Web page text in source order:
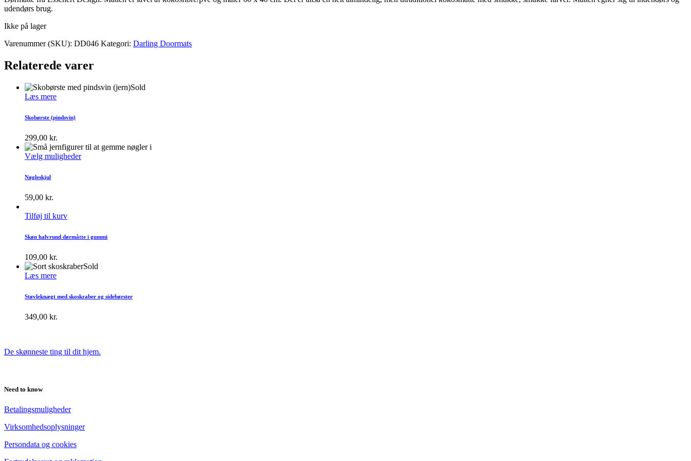
udendørs brug.
Ikke på lager
Varenummer (SKU): DD046 Kategori: Darling Doormats
Relaterede varer
Sold
Læs mere
Skobørste (pindsvin)
299,00 kr.
Vælg muligheder
Nøgleskjul
59,00 kr.
Tilføj til kurv
Skøn halvrund dørmåtte i gummi
109,00 kr.
Sold
Læs mere
Støvleknægt med skoskraber og sidebørster
349,00 kr.
De skønneste ting til dit hjem.
Need to know
Betalingsmuligheder
Virksomhedsoplysninger
Persondata og cookies